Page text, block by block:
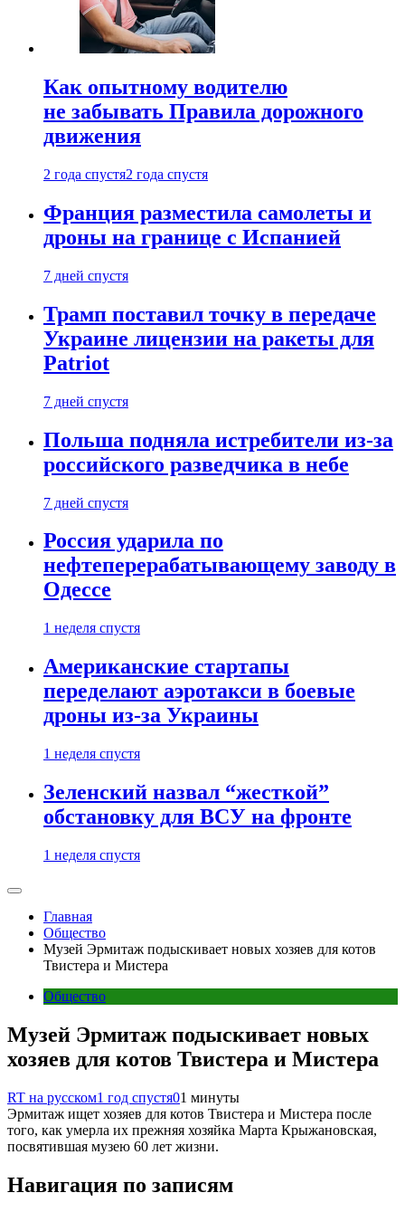
Как опытному водителю
не забывать Правила дорожного
движения
2 года спустя2 года спустя
Франция разместила самолеты и
дроны на границе с Испанией
7 дней спустя
Трамп поставил точку в передаче
Украине лицензии на ракеты для
Patriot
7 дней спустя
Польша подняла истребители из-за
российского разведчика в небе
7 дней спустя
Россия ударила по
нефтеперерабатывающему заводу в
Одессе
1 неделя спустя
Американские стартапы
переделают аэротакси в боевые
дроны из-за Украины
1 неделя спустя
Зеленский назвал “жесткой”
обстановку для ВСУ на фронте
1 неделя спустя
Главная
Общество
Музей Эрмитаж подыскивает новых хозяев для котов
Твистера и Мистера
Общество
Музей Эрмитаж подыскивает новых
хозяев для котов Твистера и Мистера
RT на русском1 год спустя01 минуты
Эрмитаж ищет хозяев для котов Твистера и Мистера после
того, как умерла их прежняя хозяйка Марта Крыжановская,
посвятившая музею 60 лет жизни.
Навигация по записям